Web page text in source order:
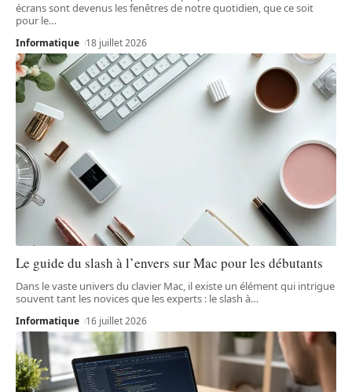
écrans sont devenus les fenêtres de notre quotidien, que ce soit
pour le…
Informatique 18 juillet 2026
Le guide du slash à l’envers sur Mac pour les débutants
Dans le vaste univers du clavier Mac, il existe un élément qui intrigue
souvent tant les novices que les experts : le slash à…
Informatique 16 juillet 2026